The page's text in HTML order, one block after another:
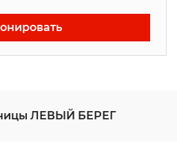
ЛЕВЫЙ БЕРЕГ